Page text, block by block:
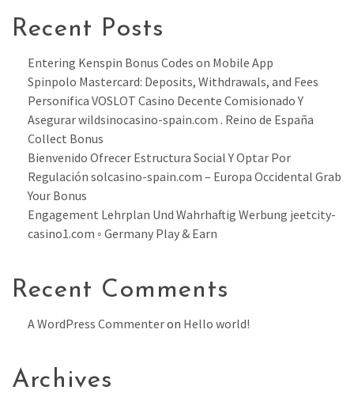
Recent Posts
Entering Kenspin Bonus Codes on Mobile App
Spinpolo Mastercard: Deposits, Withdrawals, and Fees
Personifica VOSLOT Casino Decente Comisionado Y
Asegurar wildsinocasino-spain.com . Reino de España
Collect Bonus
Bienvenido Ofrecer Estructura Social Y Optar Por
Regulación solcasino-spain.com – Europa Occidental Grab
Your Bonus
Engagement Lehrplan Und Wahrhaftig Werbung jeetcity-
casino1.com ◦ Germany Play & Earn
Recent Comments
A WordPress Commenteron Hello world!
Archives